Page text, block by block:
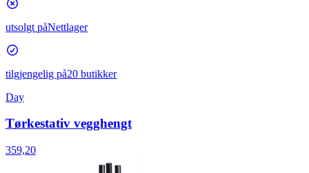
utsolgt påNettlager
tilgjengelig på20 butikker
Day
Tørkestativ vegghengt
359,20